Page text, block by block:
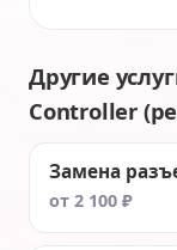
Другие
Controller
Замена
от 2 100 ₽